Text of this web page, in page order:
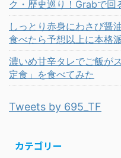
ク・歴史巡り！Grabで回
しっとり赤身にわさび醤
食べたら予想以上に本格
濃いめ甘辛タレでご飯が
定食」を食べてみた
Tweets by 695_TF
カテゴリー